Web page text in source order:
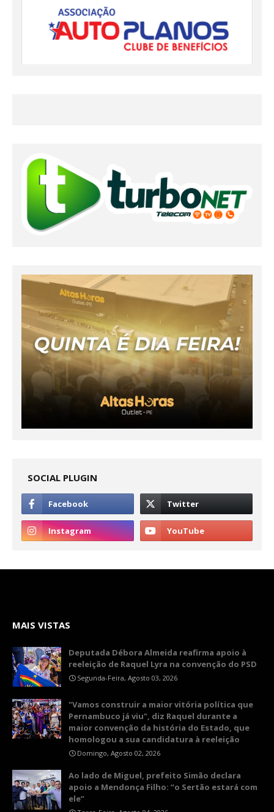
SOCIAL PLUGIN
MAIS VISTAS
Deputada Débora Almeida reafirma apoio à
reeleição de Raquel Lyra na convenção do PSD
Segunda-Feira, Agosto 03, 2026
"Vamos construir a maior vitória política que
Pernambuco já viu", diz Raquel durante a
maior convenção da história do Estado, que
homologou a sua candidatura à reeleição
Domingo, Agosto 02, 2026
Ao lado de Miguel, prefeito Simão declara
apoio a Mendonça Filho: “o Sertão estará com
ele”